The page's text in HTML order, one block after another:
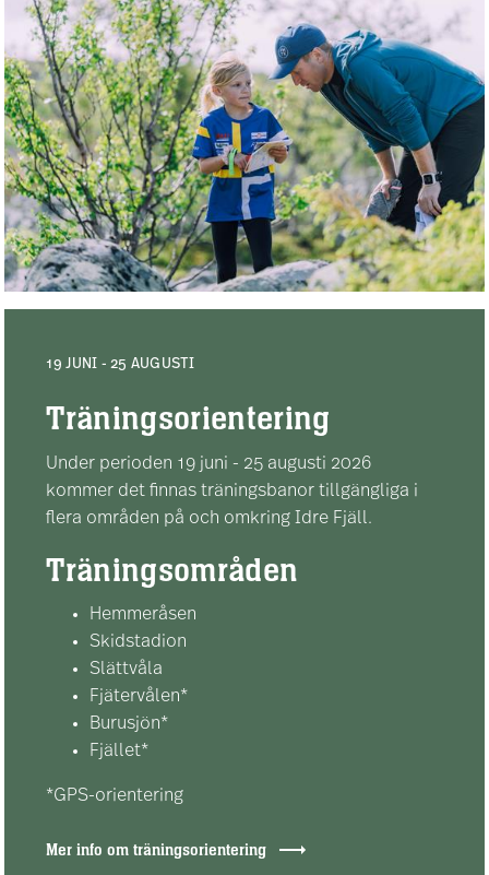
19 JUNI - 25 AUGUSTI
Träningsorientering
Under perioden 19 juni - 25 augusti 2026
kommer det finnas träningsbanor tillgängliga i
flera områden på och omkring Idre Fjäll.
Träningsområden
Hemmeråsen
Skidstadion
Slättvåla
Fjätervålen*
Burusjön*
Fjället*
*GPS-orientering
Mer info om träningsorientering